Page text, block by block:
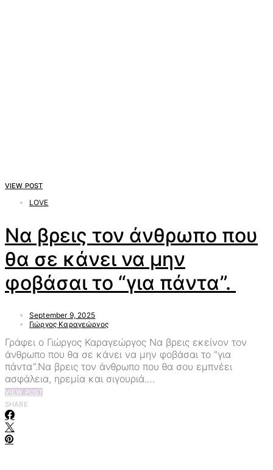
VIEW POST
LOVE
Να βρεις τον άνθρωπο που
θα σε κάνει να μην
φοβάσαι το “για πάντα”.
September 9, 2025
Γιώργος Καραγεώργος
Γράφει ο Γιώργος Καραγεώργος Να βρεις εκείνον τον
άνθρωπο που θα σε κάνει να μην φοβάσαι το “για
πάντα”.Να βρεις τον άνθρωπο που θα σου εμπνέει
ασφάλεια, ηρεμία και σιγουριά.…
VIEW POST
SHARE